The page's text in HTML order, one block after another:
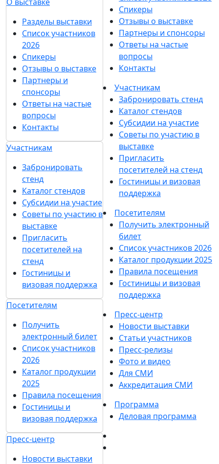
Разделы выставки
Список участников
2026
Спикеры
Отзывы о выставке
Партнеры и
спонсоры
Ответы на частые
вопросы
Контакты
Участникам
Забронировать
стенд
Каталог стендов
Субсидии на участие
Советы по участию в
выставке
Пригласить
посетителей на
стенд
Гостиницы и
визовая поддержка
Посетителям
Получить
электронный билет
Список участников
2026
Каталог продукции
2025
Правила посещения
Гостиницы и
визовая поддержка
Пресс-центр
Новости выставки
Спикеры
Отзывы о выставке
Партнеры и спонсоры
Ответы на частые
вопросы
Контакты
Участникам
Забронировать стенд
Каталог стендов
Субсидии на участие
Советы по участию в
выставке
Пригласить
посетителей на стенд
Гостиницы и визовая
поддержка
Посетителям
Получить электронный
билет
Список участников 2026
Каталог продукции 2025
Правила посещения
Гостиницы и визовая
поддержка
Пресс-центр
Новости выставки
Статьи участников
Пресс-релизы
Фото и видео
Для СМИ
Аккредитация СМИ
Программа
Деловая программа